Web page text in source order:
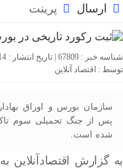
ارسال پرینت
شناسه خبر : 67809 | تاریخ انتشار : 14 خرداد 1405 - 0:30 | 40 بازدید | تعداد دیدگاه :
توسط : اقتصاد آنلاین
سازمان بورس و اوراق
شده است.
به گزارش اقتصادآنلاین